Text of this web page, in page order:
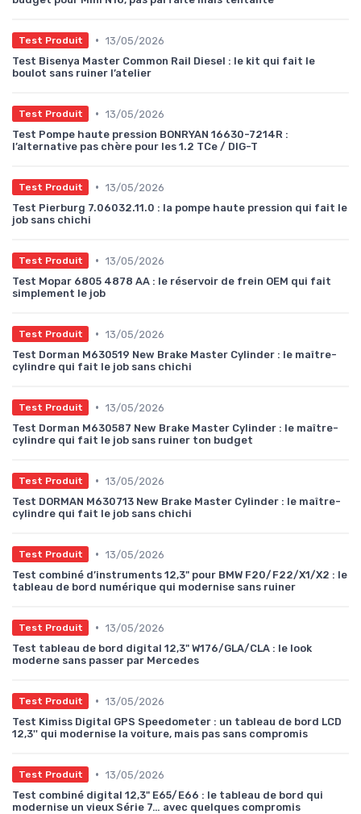
Test Produit • 13/05/2026
Test Bisenya Master Common Rail Diesel : le kit qui fait le
boulot sans ruiner l’atelier
Test Produit • 13/05/2026
Test Pompe haute pression BONRYAN 16630-7214R :
l’alternative pas chère pour les 1.2 TCe / DIG-T
Test Produit • 13/05/2026
Test Pierburg 7.06032.11.0 : la pompe haute pression qui fait le
job sans chichi
Test Produit • 13/05/2026
Test Mopar 6805 4878 AA : le réservoir de frein OEM qui fait
simplement le job
Test Produit • 13/05/2026
Test Dorman M630519 New Brake Master Cylinder : le maître-
cylindre qui fait le job sans chichi
Test Produit • 13/05/2026
Test Dorman M630587 New Brake Master Cylinder : le maître-
cylindre qui fait le job sans ruiner ton budget
Test Produit • 13/05/2026
Test DORMAN M630713 New Brake Master Cylinder : le maître-
cylindre qui fait le job sans chichi
Test Produit • 13/05/2026
Test combiné d’instruments 12,3" pour BMW F20/F22/X1/X2 : le
tableau de bord numérique qui modernise sans ruiner
Test Produit • 13/05/2026
Test tableau de bord digital 12,3" W176/GLA/CLA : le look
moderne sans passer par Mercedes
Test Produit • 13/05/2026
Test Kimiss Digital GPS Speedometer : un tableau de bord LCD
12,3'' qui modernise la voiture, mais pas sans compromis
Test Produit • 13/05/2026
Test combiné digital 12,3" E65/E66 : le tableau de bord qui
modernise un vieux Série 7… avec quelques compromis